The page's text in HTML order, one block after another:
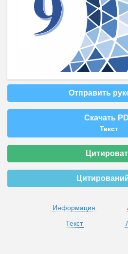
Отправить
Скачать
Текст
Информация
Текст